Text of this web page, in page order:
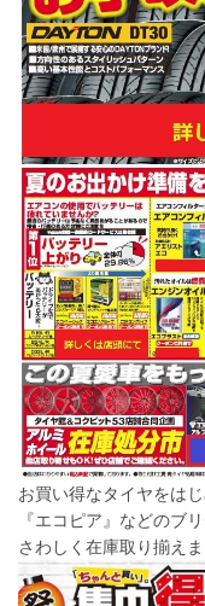
お買い得なタイヤをは
『エコピア』などのブ
さわしく在庫取り揃えま